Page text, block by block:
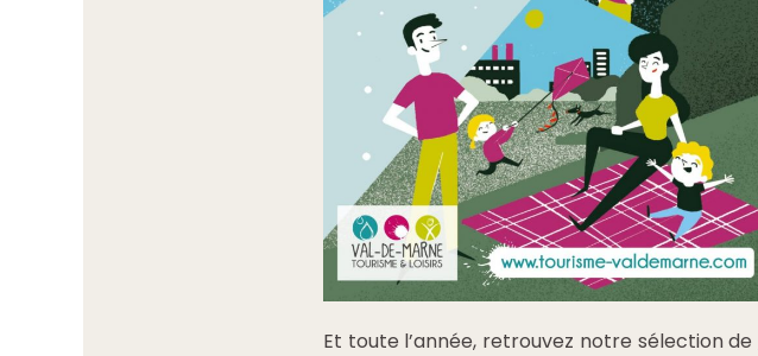
Et toute l’année, retrouvez notre sélection de